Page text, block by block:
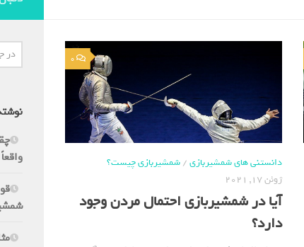
0
دانستنی های شمشیربازی/شمشیربازی چیست؟
ژوئن 17, 2021
آیا در شمشیربازی احتمال مردن وجود
دارد؟
شمشیربازی